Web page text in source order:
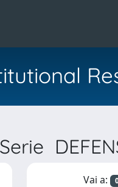
Vai a: